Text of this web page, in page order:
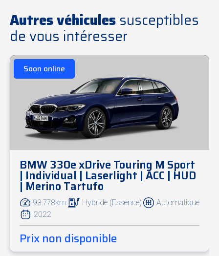
Autres véhicules susceptibles
de vous intéresser
Soon online
BMW 330e xDrive Touring M Sport
| Individual | Laserlight | ACC | HUD
| Merino Tartufo
93.778km Hybride (Essence)
Automatique
2022
Prix non disponible